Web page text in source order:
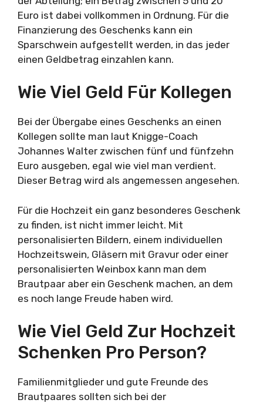
Euro ist dabei vollkommen in Ordnung. Für die
Finanzierung des Geschenks kann ein
Sparschwein aufgestellt werden, in das jeder
einen Geldbetrag einzahlen kann.
Wie Viel Geld Für Kollegen
Bei der Übergabe eines Geschenks an einen
Kollegen sollte man laut Knigge-Coach
Johannes Walter zwischen fünf und fünfzehn
Euro ausgeben, egal wie viel man verdient.
Dieser Betrag wird als angemessen angesehen.
Für die Hochzeit ein ganz besonderes Geschenk
zu finden, ist nicht immer leicht. Mit
personalisierten Bildern, einem individuellen
Hochzeitswein, Gläsern mit Gravur oder einer
personalisierten Weinbox kann man dem
Brautpaar aber ein Geschenk machen, an dem
es noch lange Freude haben wird.
Wie Viel Geld Zur Hochzeit
Schenken Pro Person?
Familienmitglieder und gute Freunde des
Brautpaares sollten sich bei der